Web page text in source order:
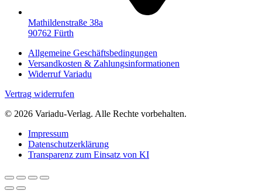
Mathildenstraße 38a
90762 Fürth
Allgemeine Geschäftsbedingungen
Versandkosten & Zahlungsinformationen
Widerruf Variadu
Vertrag widerrufen
© 2026 Variadu-Verlag. Alle Rechte vorbehalten.
Impressum
Datenschutzerklärung
Transparenz zum Einsatz von KI